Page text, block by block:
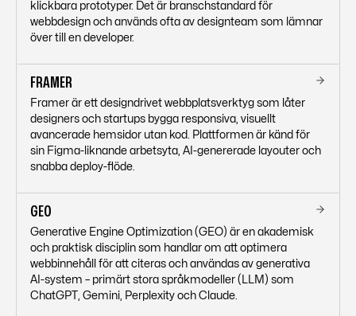
klickbara prototyper. Det är branschstandard för
webbdesign och används ofta av designteam som lämnar
över till en developer.
FRAMER
Framer är ett designdrivet webbplatsverktyg som låter
designers och startups bygga responsiva, visuellt
avancerade hemsidor utan kod. Plattformen är känd för
sin Figma-liknande arbetsyta, AI-genererade layouter och
snabba deploy-flöde.
GEO
Generative Engine Optimization (GEO) är en akademisk
och praktisk disciplin som handlar om att optimera
webbinnehåll för att citeras och användas av generativa
AI-system – primärt stora språkmodeller (LLM) som
ChatGPT, Gemini, Perplexity och Claude.